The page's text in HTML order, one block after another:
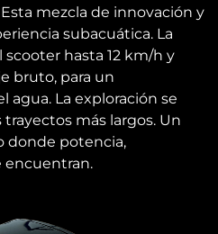
mezcla de innovación y
subacuática. La
hasta 12 km/h y
bruto, para un
agua. La exploración se
más largos. Un
donde potencia,
encuentran.